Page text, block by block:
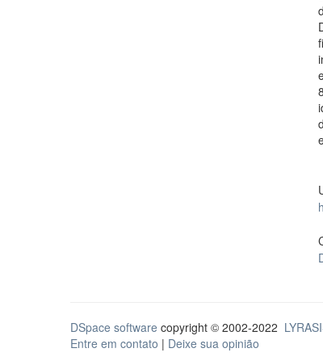
DSpace software copyright © 2002-2022
Entre em contato | Deixe sua opinião